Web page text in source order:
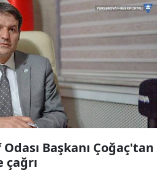
Başkanı Çoğaç'tan